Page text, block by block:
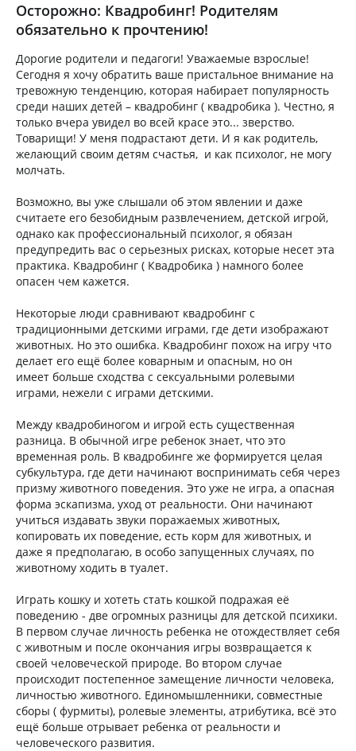
Осторожно: Квадробинг! Родителям
обязательно к прочтению!
Дорогие родители и педагоги! Уважаемые взрослые!
Сегодня я хочу обратить ваше пристальное внимание на
тревожную тенденцию, которая набирает популярность
среди наших детей – квадробинг ( квадробика ). Честно, я
только вчера увидел во всей красе это... зверство.
Товарищи! У меня подрастают дети. И я как родитель,
желающий своим детям счастья, и как психолог, не могу
молчать.
Возможно, вы уже слышали об этом явлении и даже
считаете его безобидным развлечением, детской игрой,
однако как профессиональный психолог, я обязан
предупредить вас о серьезных рисках, которые несет эта
практика. Квадробинг ( Квадробика ) намного более
опасен чем кажется.
Некоторые люди сравнивают квадробинг с
традиционными детскими играми, где дети изображают
животных. Но это ошибка. Квадробинг похож на игру что
делает его ещё более коварным и опасным, но он
имеет больше сходства с сексуальными ролевыми
играми, нежели с играми детскими.
Между квадробиногом и игрой есть существенная
разница. В обычной игре ребенок знает, что это
временная роль. В квадробинге же формируется целая
субкультура, где дети начинают воспринимать себя через
призму животного поведения. Это уже не игра, а опасная
форма эскапизма, уход от реальности. Они начинают
учиться издавать звуки поражаемых животных,
копировать их поведение, есть корм для животных, и
даже я предполагаю, в особо запущенных случаях, по
животному ходить в туалет.
Играть кошку и хотеть стать кошкой подражая её
поведению - две огромных разницы для детской психики.
В первом случае личность ребенка не отождествляет себя
с животным и после окончания игры возвращается к
своей человеческой природе. Во втором случае
происходит постепенное замещение личности человека,
личностью животного. Единомышленники, совместные
сборы ( фурмиты), ролевые элементы, атрибутика, всё это
ещё больше отрывает ребенка от реальности и
человеческого развития.